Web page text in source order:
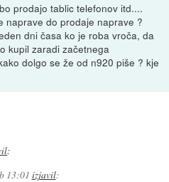
prodajo tablic telefonov itd....
naprave do prodaje naprave ?
dni časa ko je roba vroča, da
kupil zaradi začetnega
dolgo se že od n920 piše ? kje
:
13:01 izjavil: